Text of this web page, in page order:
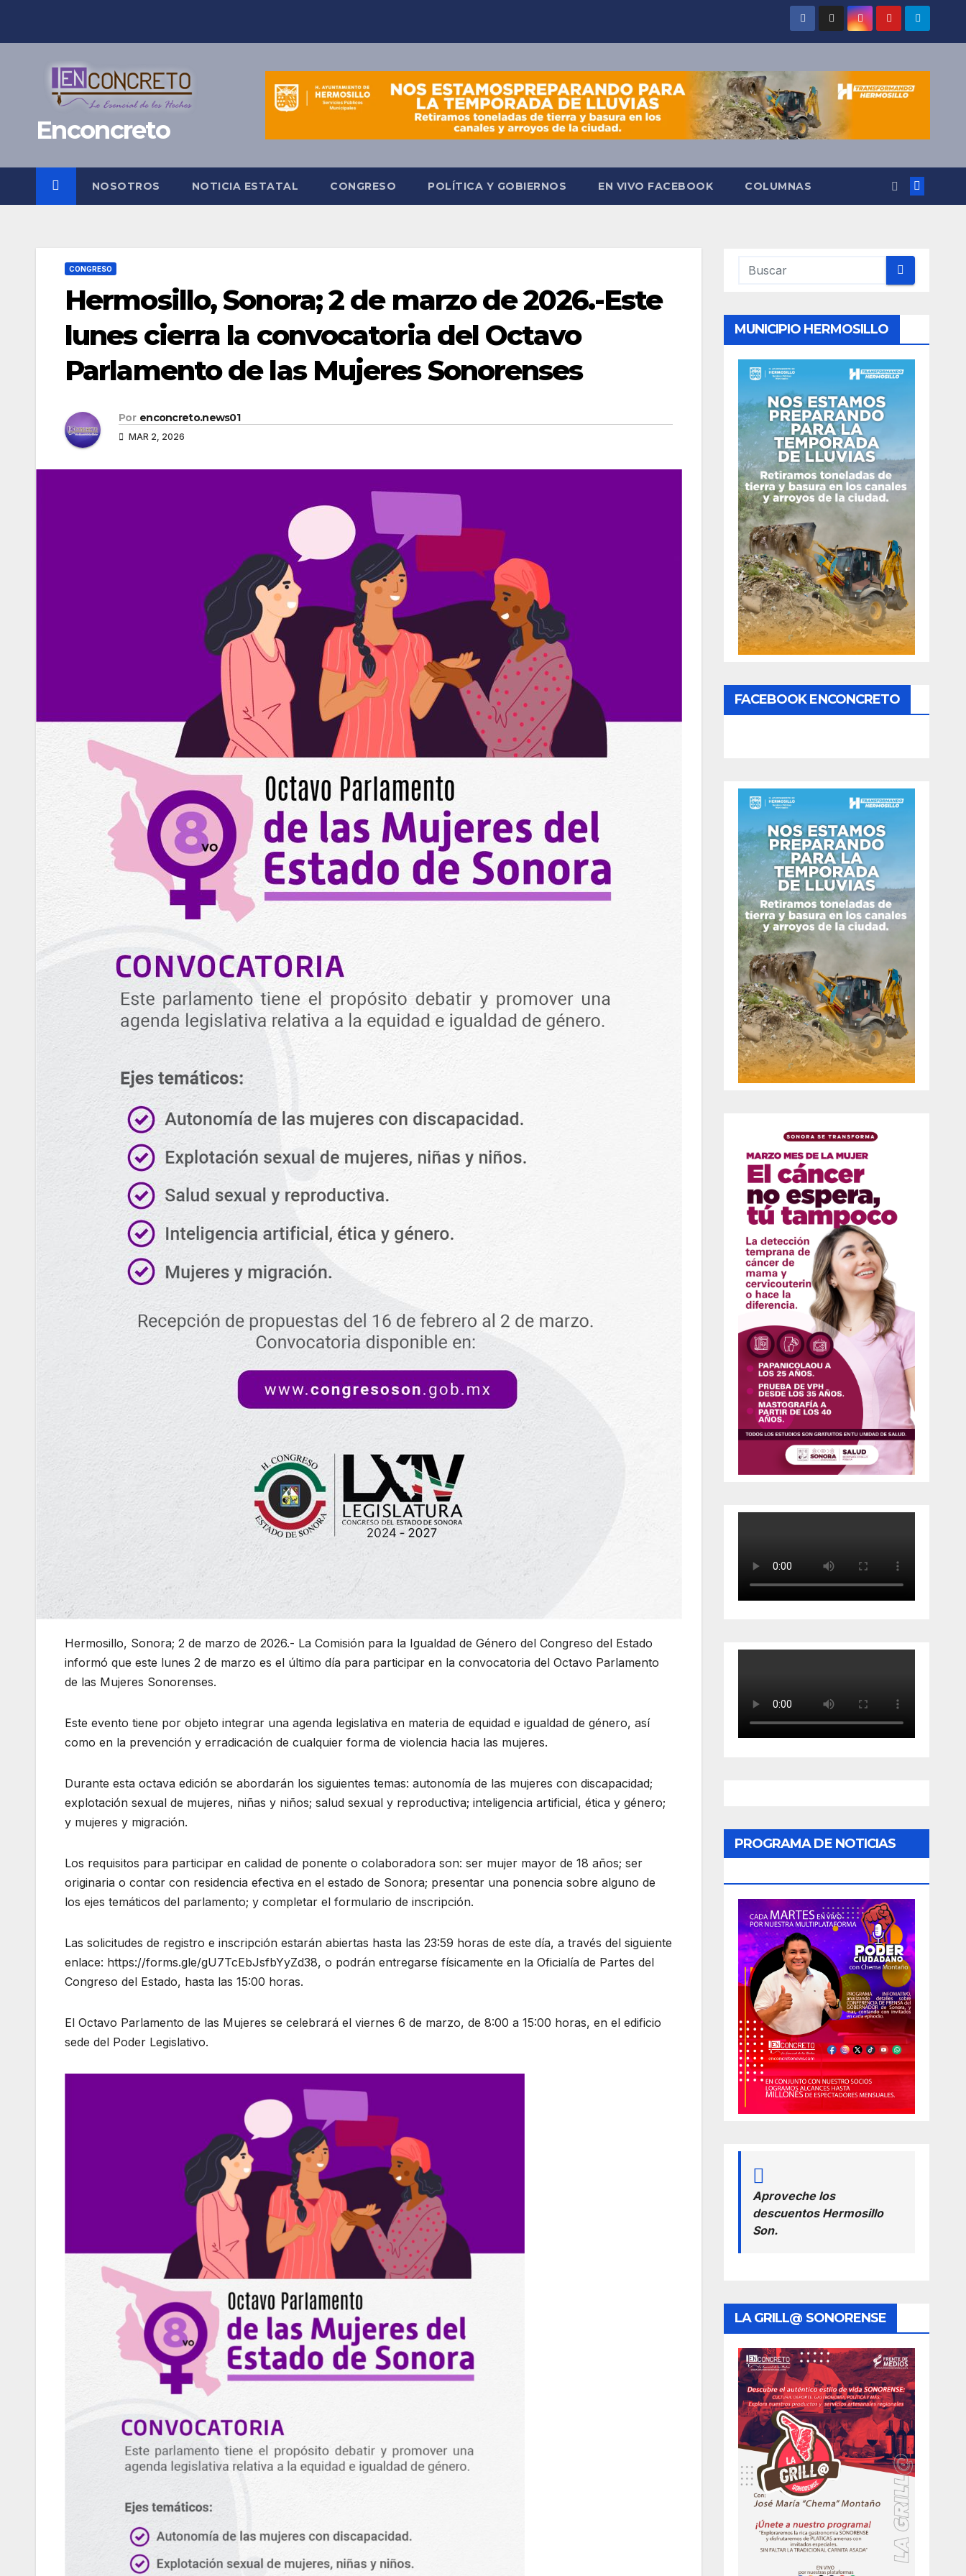
Enconcreto
NOSOTROS NOTICIA ESTATAL CONGRESO POLÍTICA Y GOBIERNOS EN VIVO FACEBOOK COLUMNAS
CONGRESO
Hermosillo, Sonora; 2 de marzo de 2026.-Este
lunes cierra la convocatoria del Octavo
Parlamento de las Mujeres Sonorenses
Por enconcreto.news01
MAR 2, 2026
Hermosillo, Sonora; 2 de marzo de 2026.- La Comisión para la Igualdad de Género del Congreso del Estado
informó que este lunes 2 de marzo es el último día para participar en la convocatoria del Octavo Parlamento
de las Mujeres Sonorenses.
Este evento tiene por objeto integrar una agenda legislativa en materia de equidad e igualdad de género, así
como en la prevención y erradicación de cualquier forma de violencia hacia las mujeres.
Durante esta octava edición se abordarán los siguientes temas: autonomía de las mujeres con discapacidad;
explotación sexual de mujeres, niñas y niños; salud sexual y reproductiva; inteligencia artificial, ética y género;
y mujeres y migración.
Los requisitos para participar en calidad de ponente o colaboradora son: ser mujer mayor de 18 años; ser
originaria o contar con residencia efectiva en el estado de Sonora; presentar una ponencia sobre alguno de
los ejes temáticos del parlamento; y completar el formulario de inscripción.
Las solicitudes de registro e inscripción estarán abiertas hasta las 23:59 horas de este día, a través del siguiente
enlace: https://forms.gle/gU7TcEbJsfbYyZd38, o podrán entregarse físicamente en la Oficialía de Partes del
Congreso del Estado, hasta las 15:00 horas.
El Octavo Parlamento de las Mujeres se celebrará el viernes 6 de marzo, de 8:00 a 15:00 horas, en el edificio
sede del Poder Legislativo.
MUNICIPIO HERMOSILLO
FACEBOOK ENCONCRETO
PROGRAMA DE NOTICIAS
Aproveche los
descuentos Hermosillo
Son.
LA GRILL@ SONORENSE